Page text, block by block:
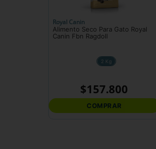
Royal Canin
Alimento Seco Para Gato Royal
Canin Fbn Ragdoll
2 Kg
$157.800
COMPRAR